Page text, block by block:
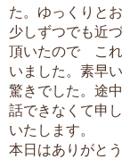
た。ゆっくりと
少しずつでも近
頂いたので これ
いました。素早
驚きでした。途
話できなくて申
いたします。
本日はありがと